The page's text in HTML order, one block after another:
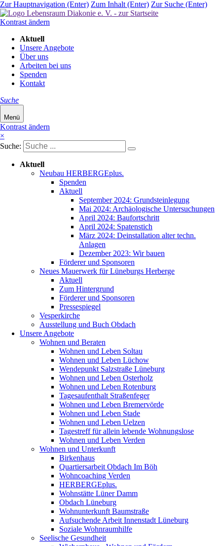
Zur Hauptnavigation (Enter) Zum Inhalt (Enter) Zur Suche (Enter)
Kontrast ändern
überspringen
Aktuell
Unsere Angebote
Über uns
Arbeiten bei uns
Spenden
Kontakt
Suche
Menü
Kontrast ändern
×
Suche:
überspringen
Aktuell
Neubau HERBERGEplus.
Spenden
Aktuell
September 2024: Grundsteinlegung
Mai 2024: Archäologische Untersuchungen
April 2024: Baufortschritt
April 2024: Spatenstich
März 2024: Deinstallation alter techn.
Anlagen
Dezember 2023: Wir bauen
Förderer und Sponsoren
Neues Mauerwerk für Lüneburgs Herberge
Aktuell
Zum Hintergrund
Förderer und Sponsoren
Pressespiegel
Vesperkirche
Ausstellung und Buch Obdach
Unsere Angebote
Wohnen und Beraten
Wohnen und Leben Soltau
Wohnen und Leben Lüchow
Wendepunkt Salzstraße Lüneburg
Wohnen und Leben Osterholz
Wohnen und Leben Rotenburg
Tagesaufenthalt Straßenfeger
Wohnen und Leben Bremervörde
Wohnen und Leben Stade
Wohnen und Leben Uelzen
Tagestreff für allein lebende Wohnungslose
Wohnen und Leben Verden
Wohnen und Unterkunft
Birkenhaus
Quartiersarbeit Obdach Im Böh
Wohncoaching Verden
HERBERGEplus.
Wohnstätte Lüner Damm
Obdach Lüneburg
Wohnunterkunft Baumstraße
Aufsuchende Arbeit Innenstadt Lüneburg
Soziale Wohnraumhilfe
Seelische Gesundheit